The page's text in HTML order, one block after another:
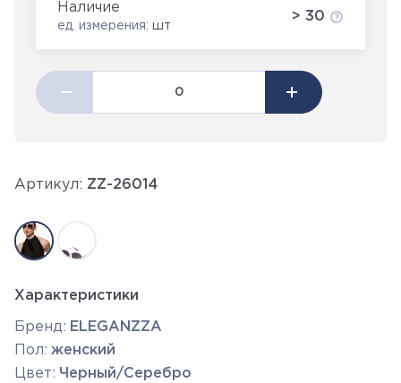
Артикул: ZZ-26014
Характеристики
Бренд: ELEGANZZA
Пол: женский
Цвет: Черный/Серебро
Наличие
ед. измерения: шт
> 30